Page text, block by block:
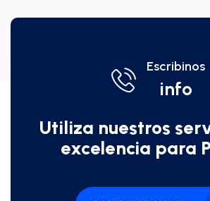
Escribinos
info
Utiliza nuestros
excelencia para